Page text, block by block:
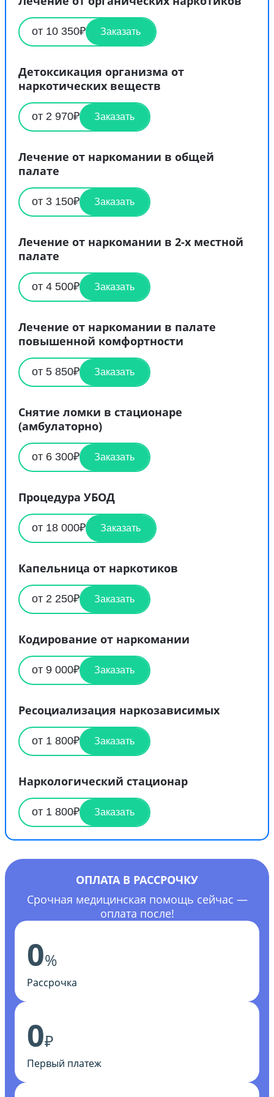
от 10 350₽ Заказать
Детоксикация организма от
наркотических веществ
от 2 970₽ Заказать
Лечение от наркомании в общей
палате
от 3 150₽ Заказать
Лечение от наркомании в 2-х местной
палате
от 4 500₽ Заказать
Лечение от наркомании в палате
повышенной комфортности
от 5 850₽ Заказать
Снятие ломки в стационаре
(амбулаторно)
от 6 300₽ Заказать
Процедура УБОД
от 18 000₽ Заказать
Капельница от наркотиков
от 2 250₽ Заказать
Кодирование от наркомании
от 9 000₽ Заказать
Ресоциализация наркозависимых
от 1 800₽ Заказать
Наркологический стационар
от 1 800₽ Заказать
ОПЛАТА В РАССРОЧКУ
Срочная медицинская помощь сейчас —
оплата после!
0%
Рассрочка
0₽
Первый платеж